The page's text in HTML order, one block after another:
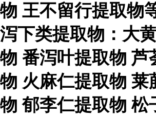
物 王不留行提取物
泻下类提取物：大
物 番泻叶提取物 芦
物 火麻仁提取物 莱
物 郁李仁提取物 松